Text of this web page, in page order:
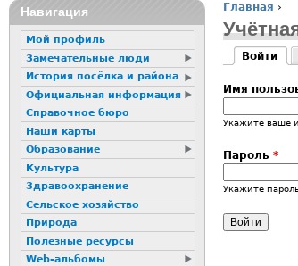
Вы
Главная ›
Войти
Имя
Укажите ваше
Пароль *
Укажите
Навигация
Мой профиль
Замечательные люди
История посёлка и района
Официальная информация
Справочное бюро
Наши карты
Образование
Культура
Здравоохранение
Сельское хозяйство
Природа
Полезные ресурсы
Web-альбомы